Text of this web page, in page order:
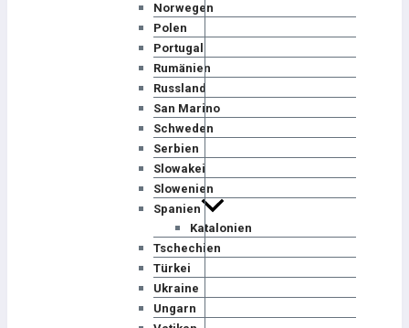
Norwegen
Polen
Portugal
Rumänien
Russland
San Marino
Schweden
Serbien
Slowakei
Slowenien
Spanien
Katalonien
Tschechien
Türkei
Ukraine
Ungarn